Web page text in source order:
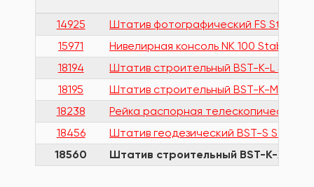
14925
Штатив фотографический FS Stabila
15971
Нивелирная консоль NK 100 Stabila
18194
Штатив строительный BST-K-L
18195
Штатив строительный BST-K-M
18238
Рейка распорная телескопическая
18456
Штатив геодезический BST-S Stabila
18560
Штатив строительный BST-K-XL